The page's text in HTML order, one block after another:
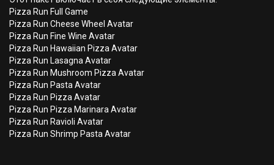
Pizza Run Full Game
Pizza Run Cheese Wheel Avatar
Pizza Run Fine Wine Avatar
Pizza Run Hawaiian Pizza Avatar
Pizza Run Lasagna Avatar
Pizza Run Mushroom Pizza Avatar
Pizza Run Pasta Avatar
Pizza Run Pizza Avatar
Pizza Run Pizza Marinara Avatar
Pizza Run Ravioli Avatar
Pizza Run Shrimp Pasta Avatar